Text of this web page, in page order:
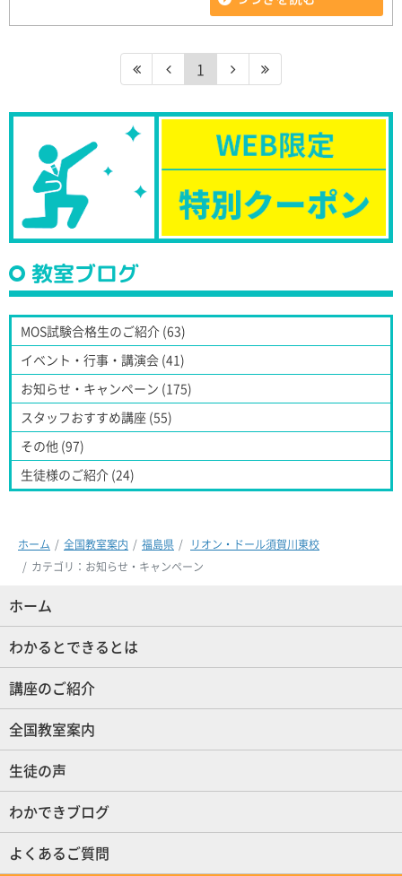
1
教室ブログ
MOS試験合格生のご紹介 (63)
イベント・行事・講演会 (41)
お知らせ・キャンペーン (175)
スタッフおすすめ講座 (55)
その他 (97)
生徒様のご紹介 (24)
ホーム 全国教室案内 福島県
リオン・ドール須賀川東校
カテゴリ：お知らせ・キャンペーン
ホーム
わかるとできるとは
講座のご紹介
全国教室案内
生徒の声
わかできブログ
よくあるご質問